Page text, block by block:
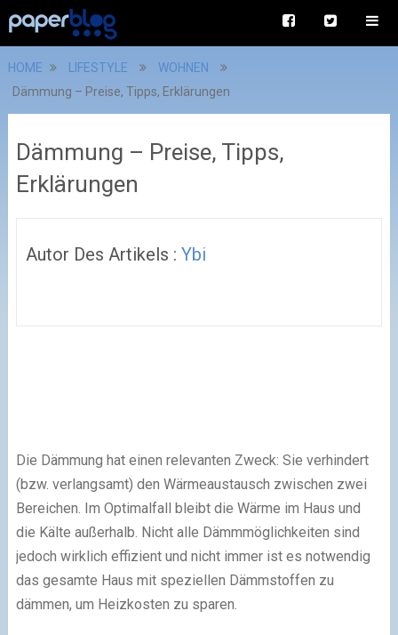
HOME LIFESTYLE
WOHNEN
Dämmung – Preise, Tipps, Erklärungen
Dämmung – Preise, Tipps,
Erklärungen
Autor Des Artikels : Ybi
Die Dämmung hat einen relevanten Zweck: Sie verhindert
(bzw. verlangsamt) den Wärmeaustausch zwischen zwei
Bereichen. Im Optimalfall bleibt die Wärme im Haus und
die Kälte außerhalb. Nicht alle Dämmmöglichkeiten sind
jedoch wirklich effizient und nicht immer ist es notwendig
das gesamte Haus mit speziellen Dämmstoffen zu
dämmen, um Heizkosten zu sparen.